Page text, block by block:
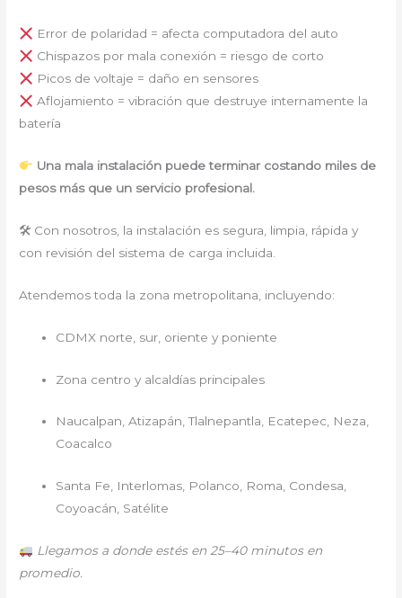
Error de polaridad = afecta computadora del auto
Chispazos por mala conexión = riesgo de corto
Picos de voltaje = daño en sensores
Aflojamiento = vibración que destruye internamente la
batería
Una mala instalación puede terminar costando miles de
pesos más que un servicio profesional.
🛠 Con nosotros, la instalación es segura, limpia, rápida y
con revisión del sistema de carga incluida.
Atendemos toda la zona metropolitana, incluyendo:
CDMX norte, sur, oriente y poniente
Zona centro y alcaldías principales
Naucalpan, Atizapán, Tlalnepantla, Ecatepec, Neza,
Coacalco
Santa Fe, Interlomas, Polanco, Roma, Condesa,
Coyoacán, Satélite
Llegamos a donde estés en 25–40 minutos en
promedio.